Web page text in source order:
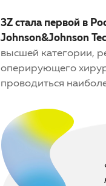
3Z стала первой в
Johnson&Johnson
высшей категории,
оперирующего
проводиться